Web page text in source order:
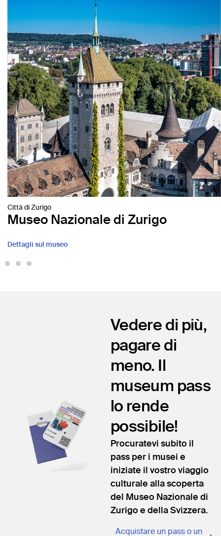
Città di Zurigo
Museo Nazionale di Zurigo
Dettagli sul museo
Vedere di più,
pagare di
meno. Il
museum pass
lo rende
possibile!
Procuratevi subito il
pass per i musei e
iniziate il vostro viaggio
culturale alla scoperta
del Museo Nazionale di
Zurigo e della Svizzera.
Acquistare un pass o un